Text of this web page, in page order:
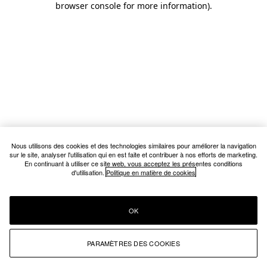
browser console for more information).
Nous utilisons des cookies et des technologies similaires pour améliorer la navigation
sur le site, analyser l'utilisation qui en est faite et contribuer à nos efforts de marketing.
En continuant à utiliser ce site web, vous acceptez les présentes conditions
d'utilisation. Politique en matière de cookies
PARAMÈTRES DES COOKIES
OK